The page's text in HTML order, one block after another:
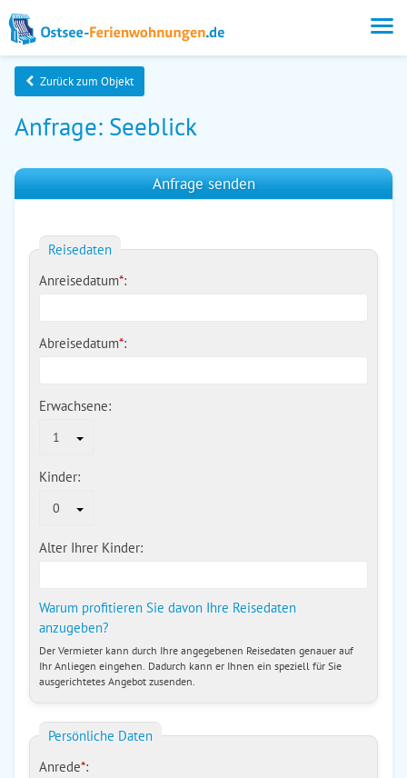
Zurück zum Objekt
Anfrage: Seeblick
Anfrage senden
Reisedaten
Anreisedatum*:
Abreisedatum*:
Erwachsene:
1
Kinder:
0
Alter Ihrer Kinder:
Warum profitieren Sie davon Ihre Reisedaten
anzugeben?
Der Vermieter kann durch Ihre angegebenen Reisedaten genauer auf
Ihr Anliegen eingehen. Dadurch kann er Ihnen ein speziell für Sie
ausgerichtetes Angebot zusenden.
Persönliche Daten
Anrede*: